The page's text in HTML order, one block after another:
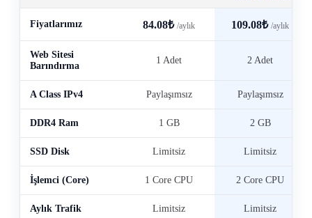
Fiyatlarımız 84.08₺ /aylık 109.08₺ /aylık
Web Sitesi
Barındırma
1 Adet 2 Adet
A Class IPv4 Paylaşımsız Paylaşımsız
DDR4 Ram 1 GB 2 GB
SSD Disk Limitsiz Limitsiz
İşlemci (Core) 1 Core CPU 2 Core CPU
Aylık Trafik Limitsiz Limitsiz